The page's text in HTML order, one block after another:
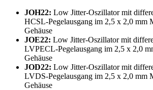
JOH22: Low Jitter-Oszillator mit
HCSL-Pegelausgang im 2,5 x 2,0 mm
Gehäuse
JOE22: Low Jitter-Oszillator mit
LVPECL-Pegelausgang im 2,5 x 2,0
Gehäuse
JOD22: Low Jitter-Oszillator mit
LVDS-Pegelausgang im 2,5 x 2,0 mm
Gehäuse